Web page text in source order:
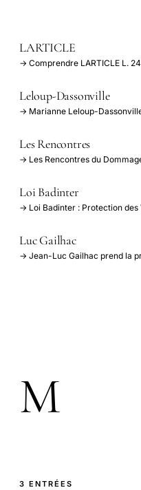
LARTICLE
→ Comprendre LARTICLE L.
Leloup-Dassonville
→ Marianne Leloup-
Les Rencontres
→ Les Rencontres du
Loi Badinter
→ Loi Badinter : Protection
Luc Gailhac
→ Jean-Luc Gailhac prend la
M
3 ENTRÉES